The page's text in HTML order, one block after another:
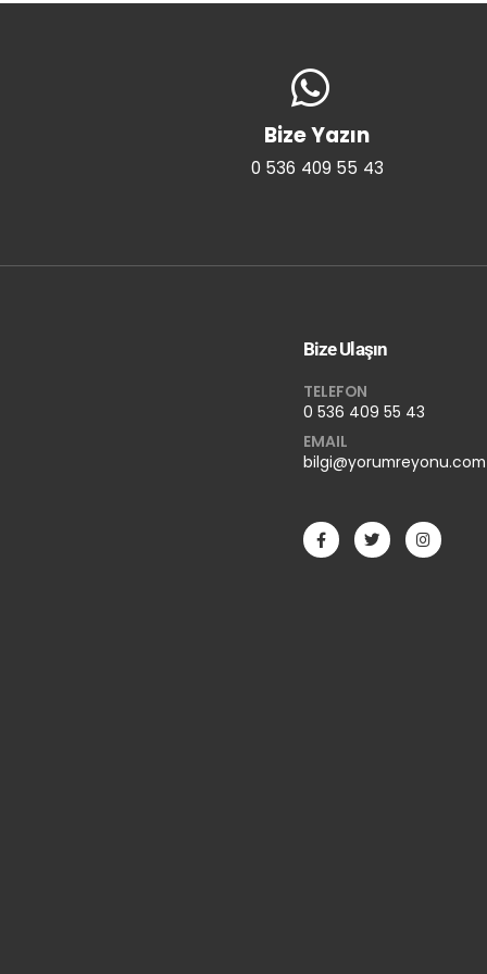
Bize Yazın
0 536 409 55 43
Bize Ulaşın
TELEFON
0 536 409 55 43
EMAIL
bilgi@yorumreyonu.com